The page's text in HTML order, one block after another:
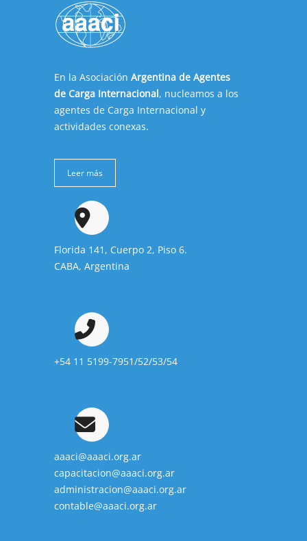
En la Asociación Argentina de Agentes
de Carga Internacional, nucleamos a los
agentes de Carga Internacional y
actividades conexas.
Leer más
Florida 141, Cuerpo 2, Piso 6.
CABA, Argentina
+54 11 5199-7951/52/53/54
aaaci@aaaci.org.ar
capacitacion@aaaci.org.ar
administracion@aaaci.org.ar
contable@aaaci.org.ar